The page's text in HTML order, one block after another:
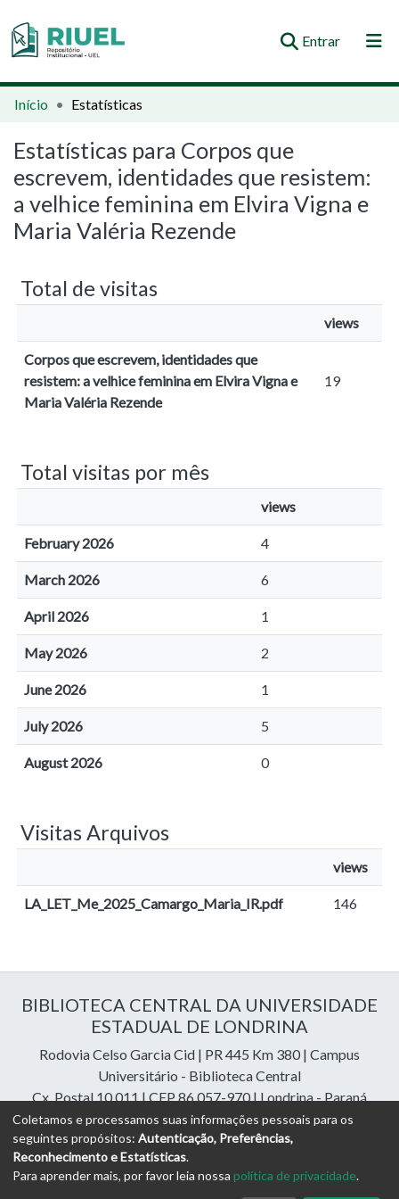
Entrar(current)
Orientações e Normas
Busca no Repositório
Início Estatísticas
Estatísticas para Corpos que
escrevem, identidades que resistem:
a velhice feminina em Elvira Vigna e
Maria Valéria Rezende
Total de visitas
views
Corpos que escrevem, identidades que
resistem: a velhice feminina em Elvira Vigna e
Maria Valéria Rezende
19
Total visitas por mês
views
February 2026 4
March 2026 6
April 2026 1
May 2026 2
June 2026 1
July 2026 5
August 2026 0
Visitas Arquivos
views
LA_LET_Me_2025_Camargo_Maria_IR.pdf 146
BIBLIOTECA CENTRAL DA UNIVERSIDADE
ESTADUAL DE LONDRINA
Rodovia Celso Garcia Cid | PR 445 Km 380 | Campus
Universitário - Biblioteca Central
Cx. Postal 10.011 | CEP 86.057-970 | Londrina - Paraná
Contatos: e-mail:riuel@uel.br| fone: 43 3371-4409
DSpace Cloud Softwarecopyright © 2023-2026
Libraries Assessoria e Consultoria
Coletamos e processamos suas informações pessoais para os
seguintes propósitos: Autenticação, Preferências,
Reconhecimento e Estatísticas.
Para aprender mais, por favor leia nossa política de privacidade.